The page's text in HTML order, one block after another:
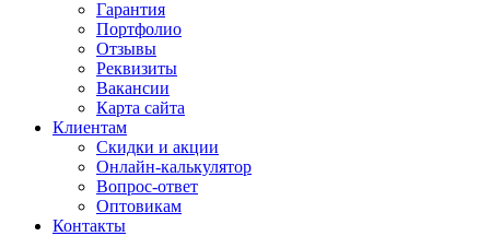
Гарантия
Портфолио
Отзывы
Реквизиты
Вакансии
Карта сайта
Клиентам
Скидки и акции
Онлайн-калькулятор
Вопрос-ответ
Оптовикам
Контакты